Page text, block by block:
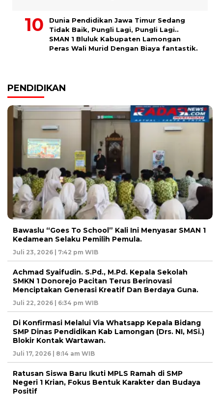
Dunia Pendidikan Jawa Timur Sedang
Tidak Baik, Pungli Lagi, Pungli Lagi..
SMAN 1 Bluluk Kabupaten Lamongan
Peras Wali Murid Dengan Biaya fantastik.
PENDIDIKAN
Bawaslu “Goes To School” Kali Ini Menyasar SMAN 1
Kedamean Selaku Pemilih Pemula.
Juli 23, 2026 | 7:42 pm WIB
Achmad Syaifudin. S.Pd., M.Pd. Kepala Sekolah
SMKN 1 Donorejo Pacitan Terus Berinovasi
Menciptakan Generasi Kreatif Dan Berdaya Guna.
Juli 22, 2026 | 6:34 pm WIB
Di Konfirmasi Melalui Via Whatsapp Kepala Bidang
SMP Dinas Pendidikan Kab Lamongan (Drs. NI, MSi.)
Blokir Kontak Wartawan.
Juli 17, 2026 | 8:14 am WIB
Ratusan Siswa Baru Ikuti MPLS Ramah di SMP
Negeri 1 Krian, Fokus Bentuk Karakter dan Budaya
Positif